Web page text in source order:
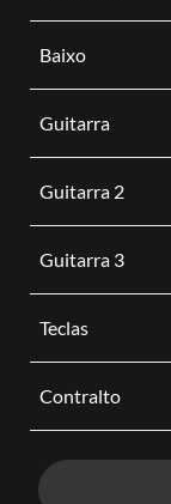
Baixo
Guitarra
Guitarra 2
Guitarra 3
Teclas
Contralto